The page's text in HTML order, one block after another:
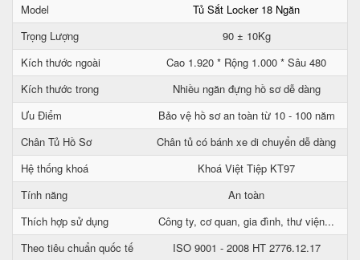
Model
Tủ Sắt Locker 18 Ngăn
Trọng Lượng
90 ± 10Kg
Kích thước ngoài
Cao 1.920 * Rộng 1.000 * Sâu 480
Kích thước trong
Nhiều ngăn đựng hồ sơ dễ dàng
Ưu Điểm
Bảo vệ hồ sơ an toàn từ 10 - 100 năm
Chân Tủ Hồ Sơ
Chân tủ có bánh xe di chuyển dễ dàng
Hệ thống khoá
Khoá Việt Tiệp KT97
Tính năng
An toàn
Thích hợp sử dụng
Công ty, cơ quan, gia đình, thư viện...
Theo tiêu chuẩn quốc tế
ISO 9001 - 2008 HT 2776.12.17